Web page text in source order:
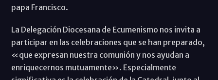
papa Francisco.
La Delegación Diocesana de Ecumenismo nos invita a
participar en las celebraciones que se han preparado,
«que expresan nuestra comunión y nos ayudan a
enriquecernos mutuamente». Especialmente